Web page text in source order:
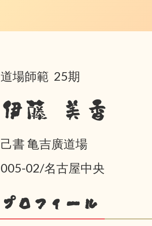
道場師範 25期
伊藤 美香
己書 亀吉廣道場
005-02/名古屋中央
プロフィール